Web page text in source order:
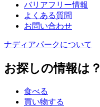
バリアフリー情報
よくある質問
お問い合わせ
ナディアパークについて
お探しの情報は？
食べる
買い物する